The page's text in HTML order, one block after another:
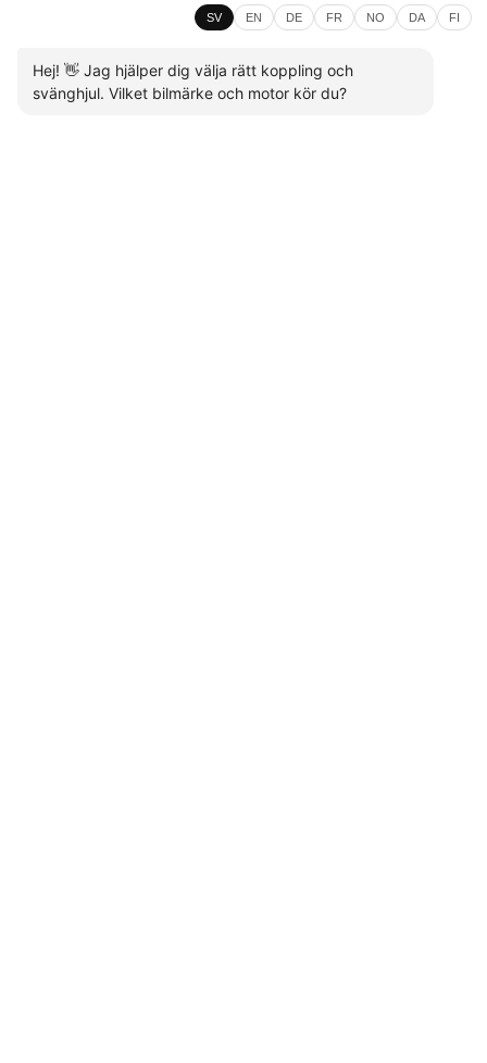
SV EN DE FR NO DA FI
Hej! 👋 Jag hjälper dig välja rätt koppling och
svänghjul. Vilket bilmärke och motor kör du?